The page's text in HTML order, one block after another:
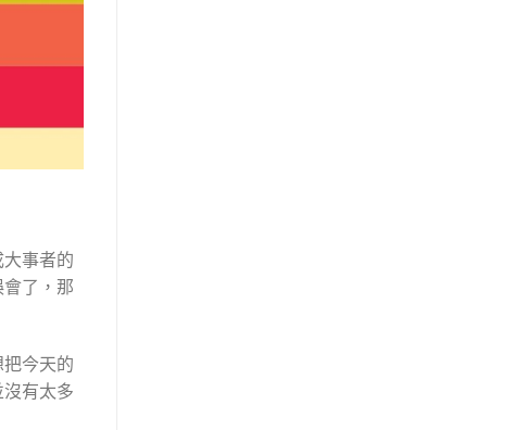
事者的
了，那
今天的
有太多